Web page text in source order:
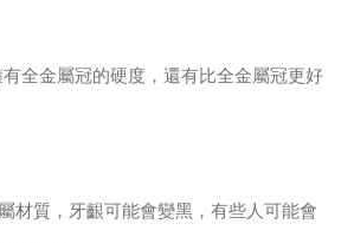
全金屬冠的硬度，還有比全金屬冠更好
材質，牙齦可能會變黑，有些人可能會